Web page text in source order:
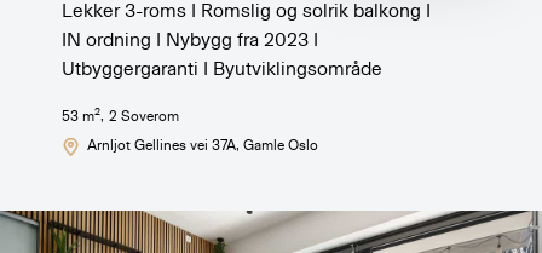
Lekker 3-roms I Romslig og solrik balkong I
IN ordning I Nybygg fra 2023 I
Utbyggergaranti I Byutviklingsområde
53 m2, 2 Soverom
Arnljot Gellines vei 37A, Gamle Oslo